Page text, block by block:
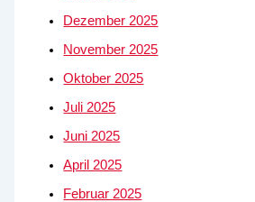
Dezember 2025
November 2025
Oktober 2025
Juli 2025
Juni 2025
April 2025
Februar 2025